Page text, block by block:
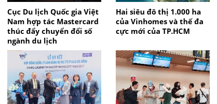
Cục Du lịch Quốc gia Việt
Nam hợp tác Mastercard
thúc đẩy chuyển đổi số
ngành du lịch
Hai siêu đô thị 1.000 ha
của Vinhomes và thế đa
cực mới của TP.HCM